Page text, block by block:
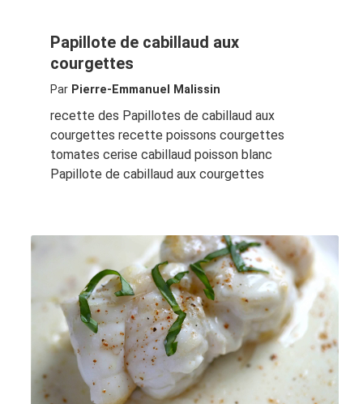
Papillote de cabillaud aux
courgettes
Par Pierre-Emmanuel Malissin
recette des Papillotes de cabillaud aux
courgettes recette poissons courgettes
tomates cerise cabillaud poisson blanc
Papillote de cabillaud aux courgettes